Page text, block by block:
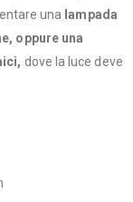
una lampada
oppure una
dove la luce deve